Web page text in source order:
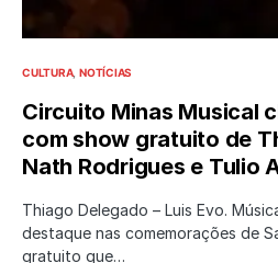
CULTURA NOTÍCIAS
Circuito Minas Musical
com show gratuito de
Nath Rodrigues e Tulio
Thiago Delegado – Luis Evo.
destaque nas comemorações de
gratuito que…